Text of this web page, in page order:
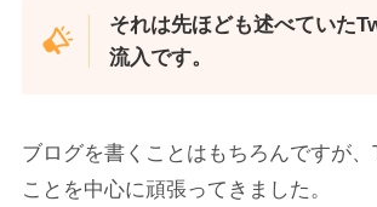
それは先ほども述べていた
流入です。
ブログを書くことはもちろんですが
ことを中心に頑張ってきました。